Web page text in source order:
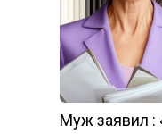
Муж заявил :